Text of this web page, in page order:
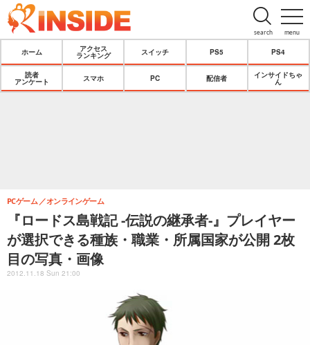
menu
search
ホーム
アクセス
ランキング
スイッチ PS5 PS4
読者
アンケート
スマホ PC 配信者
インサイドちゃ
ん
『ロードス島戦記 -伝説の継承者-』プレイヤー
が選択できる種族・職業・所属国家が公開 2枚
目の写真・画像
PCゲーム オンラインゲーム
2012.11.18 Sun 21:00